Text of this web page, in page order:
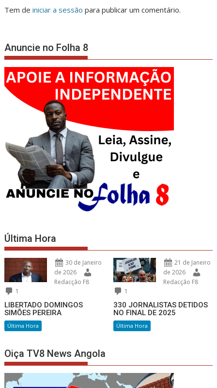
Tem deiniciar a sessão para publicar um comentário.
Anuncie no Folha 8
Última Hora
30 de Janeiro
de 2026
Redacção F8
1
LIBERTADO DOMINGOS
SIMÕES PEREIRA
Última Hora
21 de Janeiro
de 2026
Redacção F8
1
330 JORNALISTAS DETIDOS
NO FINAL DE 2025
Última Hora
Oiça TV8 News Angola